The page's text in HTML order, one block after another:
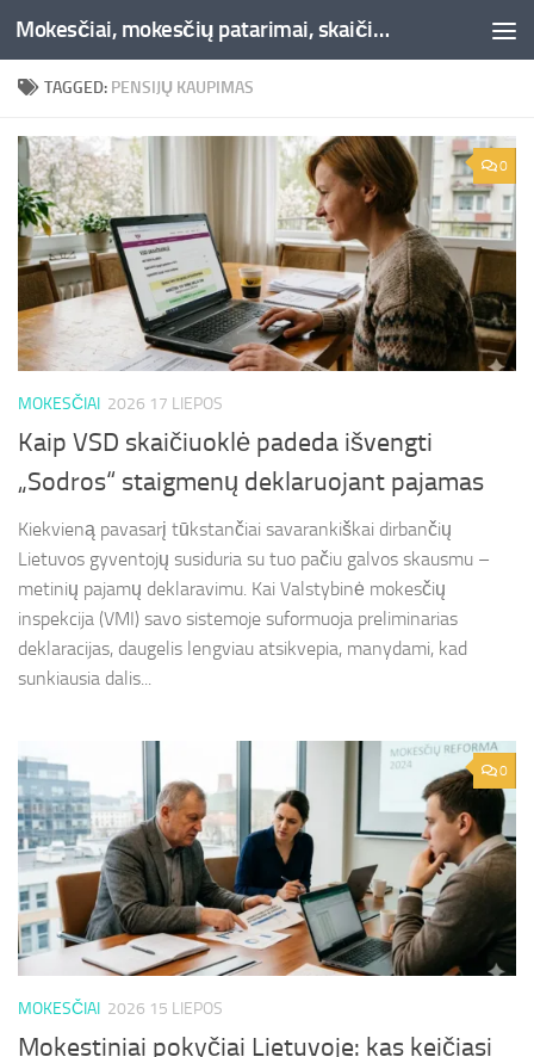
Skip to content Mokesčiai, mokesčių patarimai, skaičiuoklės, straipsniai -Liepaja.lt
TAGGED: PENSIJŲ KAUPIMAS
0
MOKESČIAI 2026 17 LIEPOS
Kaip VSD skaičiuoklė padeda išvengti
„Sodros“ staigmenų deklaruojant pajamas
Kiekvieną pavasarį tūkstančiai savarankiškai dirbančių
Lietuvos gyventojų susiduria su tuo pačiu galvos skausmu –
metinių pajamų deklaravimu. Kai Valstybinė mokesčių
inspekcija (VMI) savo sistemoje suformuoja preliminarias
deklaracijas, daugelis lengviau atsikvepia, manydami, kad
sunkiausia dalis...
0
MOKESČIAI 2026 15 LIEPOS
Mokestiniai pokyčiai Lietuvoje: kas keičiasi